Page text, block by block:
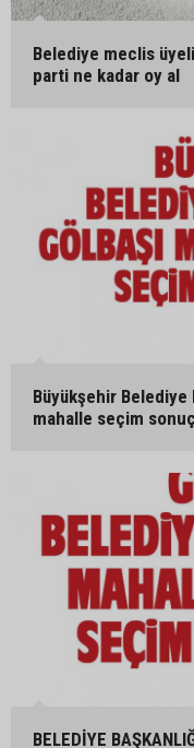
Belediye meclis
parti ne kadar oy al
Büyükşehir Belediye
mahalle seçim
BELEDİYE